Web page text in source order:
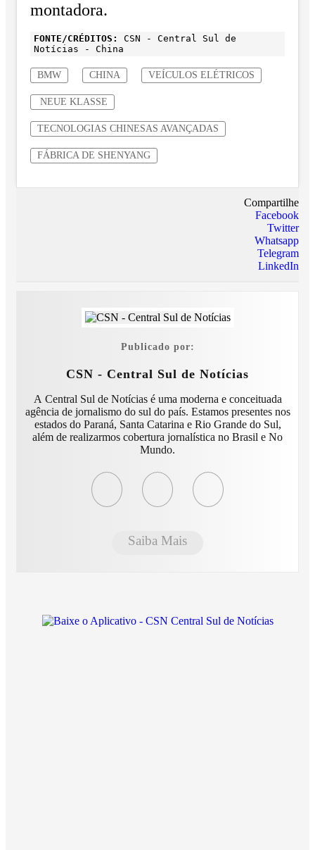
montadora.
FONTE/CRÉDITOS:
CSN - Central Sul de
Notícias - China
BMW CHINA VEÍCULOS ELÉTRICOS
NEUE KLASSE
TECNOLOGIAS CHINESAS AVANÇADAS
FÁBRICA DE SHENYANG
Compartilhe
Facebook
Twitter
Whatsapp
Telegram
LinkedIn
Publicado por:
CSN - Central Sul de Notícias
A Central Sul de Notícias é uma moderna e conceituada
agência de jornalismo do sul do país. Estamos presentes nos
estados do Paraná, Santa Catarina e Rio Grande do Sul,
além de realizarmos cobertura jornalística no Brasil e No
Mundo.
Saiba Mais